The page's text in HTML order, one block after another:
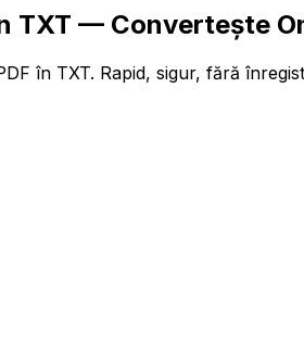
TXT — Convertește
în TXT. Rapid, sigur, fără